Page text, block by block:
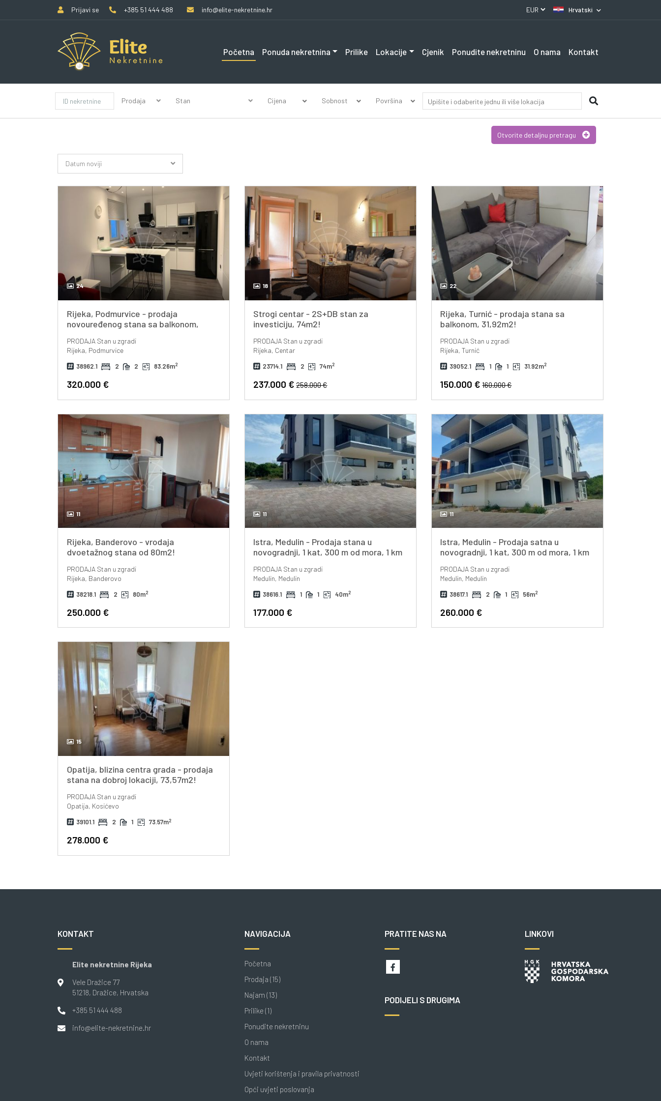
Prijavi se +385 51 444 488 info@elite-nekretnine.hr Hrvatski
Početna Ponuda nekretnina Prilike Lokacije Cjenik Ponudite nekretninu O nama Kontakt
Prodaja Stan Cijena Sobnost Površina
Otvorite detaljnu pretragu
Datum noviji
24
Rijeka, Podmurvice - prodaja
novouređenog stana sa balkonom,
PRODAJAStan u zgradi
Rijeka, Podmurvice
38962.1 2 2 83.26m2
320.000 €
18
Strogi centar - 2S+DB stan za
investiciju, 74m2!
PRODAJA Stan u zgradi
Rijeka, Centar
23714.1 2 74m2
237.000 €258.000 €
22
Rijeka, Turnić - prodaja stana sa
balkonom, 31,92m2!
PRODAJA Stan u zgradi
Rijeka, Turnić
39052.1 1 1 31.92m2
150.000 €160.000 €
11
Rijeka, Banderovo - vrodaja
dvoetažnog stana od 80m2!
PRODAJAStan u zgradi
Rijeka, Banderovo
38218.1 2 80m2
250.000 €
11
Istra, Medulin - Prodaja stana u
novogradnji, 1 kat, 300 m od mora, 1 km
PRODAJA Stan u zgradi
Medulin, Medulin
38616.1 1 1 40m2
177.000 €
11
Istra, Medulin - Prodaja satna u
novogradnji, 1 kat, 300 m od mora, 1 km
PRODAJA Stan u zgradi
Medulin, Medulin
38617.1 2 1 56m2
260.000 €
15
Opatija, blizina centra grada - prodaja
stana na dobroj lokaciji, 73,57m2!
PRODAJAStan u zgradi
Opatija, Kosićevo
39101.1 2 1 73.57m2
278.000 €
KONTAKT
Elite nekretnine Rijeka
Vele Dražice 77
51218, Dražice, Hrvatska
+385 51 444 488
info@elite-nekretnine.hr
NAVIGACIJA
Početna
Prodaja (15)
Najam (13)
Prilike (1)
Ponudite nekretninu
O nama
Kontakt
Uvjeti korištenja i pravila privatnosti
Opći uvjeti poslovanja
PRATITE NAS NA
PODIJELI S DRUGIMA
LINKOVI